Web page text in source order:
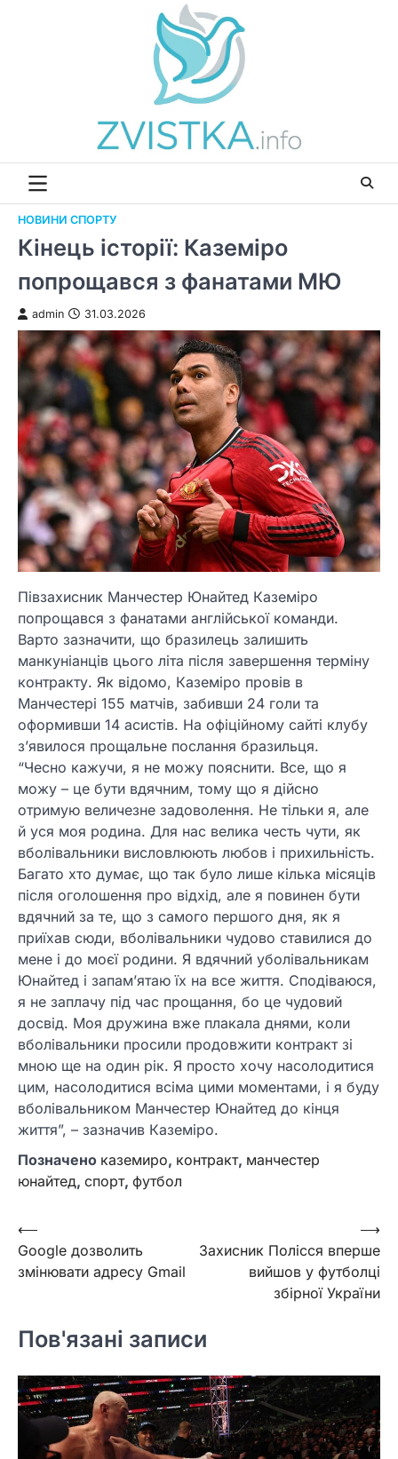
НОВИНИ СПОРТУ
Кінець історії: Каземіро
попрощався з фанатами МЮ
admin 31.03.2026
Півзахисник Манчестер Юнайтед Каземіро
попрощався з фанатами англійської команди.
Варто зазначити, що бразилець залишить
манкуніанців цього літа після завершення терміну
контракту. Як відомо, Каземіро провів в
Манчестері 155 матчів, забивши 24 голи та
оформивши 14 асистів. На офіційному сайті клубу
з’явилося прощальне послання бразильця.
“Чесно кажучи, я не можу пояснити. Все, що я
можу – це бути вдячним, тому що я дійсно
отримую величезне задоволення. Не тільки я, але
й уся моя родина. Для нас велика честь чути, як
вболівальники висловлюють любов і прихильність.
Багато хто думає, що так було лише кілька місяців
після оголошення про відхід, але я повинен бути
вдячний за те, що з самого першого дня, як я
приїхав сюди, вболівальники чудово ставилися до
мене і до моєї родини. Я вдячний уболівальникам
Юнайтед і запам’ятаю їх на все життя. Сподіваюся,
я не заплачу під час прощання, бо це чудовий
досвід. Моя дружина вже плакала днями, коли
вболівальники просили продовжити контракт зі
мною ще на один рік. Я просто хочу насолодитися
цим, насолодитися всіма цими моментами, і я буду
вболівальником Манчестер Юнайтед до кінця
життя”, – зазначив Каземіро.
Позначено каземиро, контракт, манчестер
юнайтед, спорт, футбол
Навігація
записів
⟵
Google дозволить
змінювати адресу Gmail
Захисник Полісся вперше
вийшов у футболці
збірної України
⟶
Пов'язані записи